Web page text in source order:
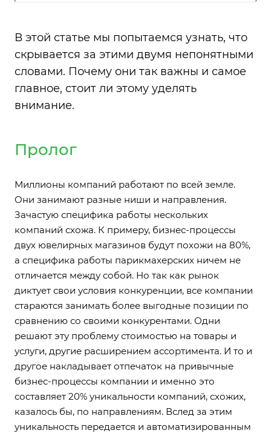
В этой статье мы попытаемся узнать, что
скрывается за этими двумя непонятными
словами. Почему они так важны и самое
главное, стоит ли этому уделять
внимание.
Пролог
Миллионы компаний работают по всей земле.
Они занимают разные ниши и направления.
Зачастую специфика работы нескольких
компаний схожа. К примеру, бизнес-процессы
двух ювелирных магазинов будут похожи на 80%,
а специфика работы парикмахерских ничем не
отличается между собой. Но так как рынок
диктует свои условия конкуренции, все компании
стараются занимать более выгодные позиции по
сравнению со своими конкурентами. Одни
решают эту проблему стоимостью на товары и
услуги, другие расширением ассортимента. И то и
другое накладывает отпечаток на привычные
бизнес-процессы компании и именно это
составляет 20% уникальности компаний, схожих,
казалось бы, по направлениям. Вслед за этим
уникальность передается и автоматизированным